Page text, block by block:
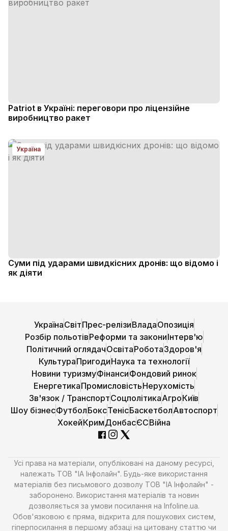
Patriot в Україні: переговори про ліцензійне
виробництво ракет
Україна
Суми під ударами швидкісних дронів: що відомо і
як діяти
УкраїнаСвітПрес-релізиВладаОпозиція
Розбір польотівРеформи та закониІнтерв'ю
Політичний оглядачОсвітаРоботаЗдоров'я
КультураПригодиНаука та технології
Новини туризмуФінансиФондовий ринок
ЕнергетикаПромисловістьНерухомість
Зв'язок / ТранспортСоцполітикаАгроКиїв
Шоу бізнесФутболБоксТенісБаскетболАвтоспорт
ХокейКримДонбасЄСВійна
Усі права на матеріали, опубліковані на даному ресурсі,
належать ТОВ "ІА Інфолайн". Будь-яке використання
матеріалів без письмового дозволу ТОВ "ІА Інфолайн" -
заборонено. Використання матеріалів та новин
дозволяється за умови посилання на Infoline.ua.
Обов'язковою є пряма, відкрита для пошукових систем,
гіперпосилання в першому абзаці на цитовану статтю чи